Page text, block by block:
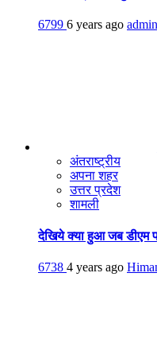
6799 6 years ago admin
अंतराष्ट्रीय
अपना शहर
उत्तर प्रदेश
शामली
देखिये क्या हुआ जब डीएम
6738 4 years ago